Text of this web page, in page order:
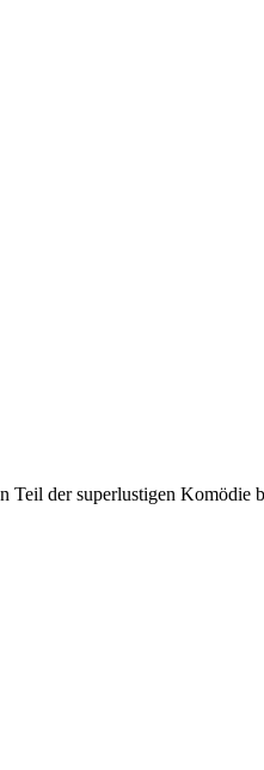
Teil der superlustigen Komödie